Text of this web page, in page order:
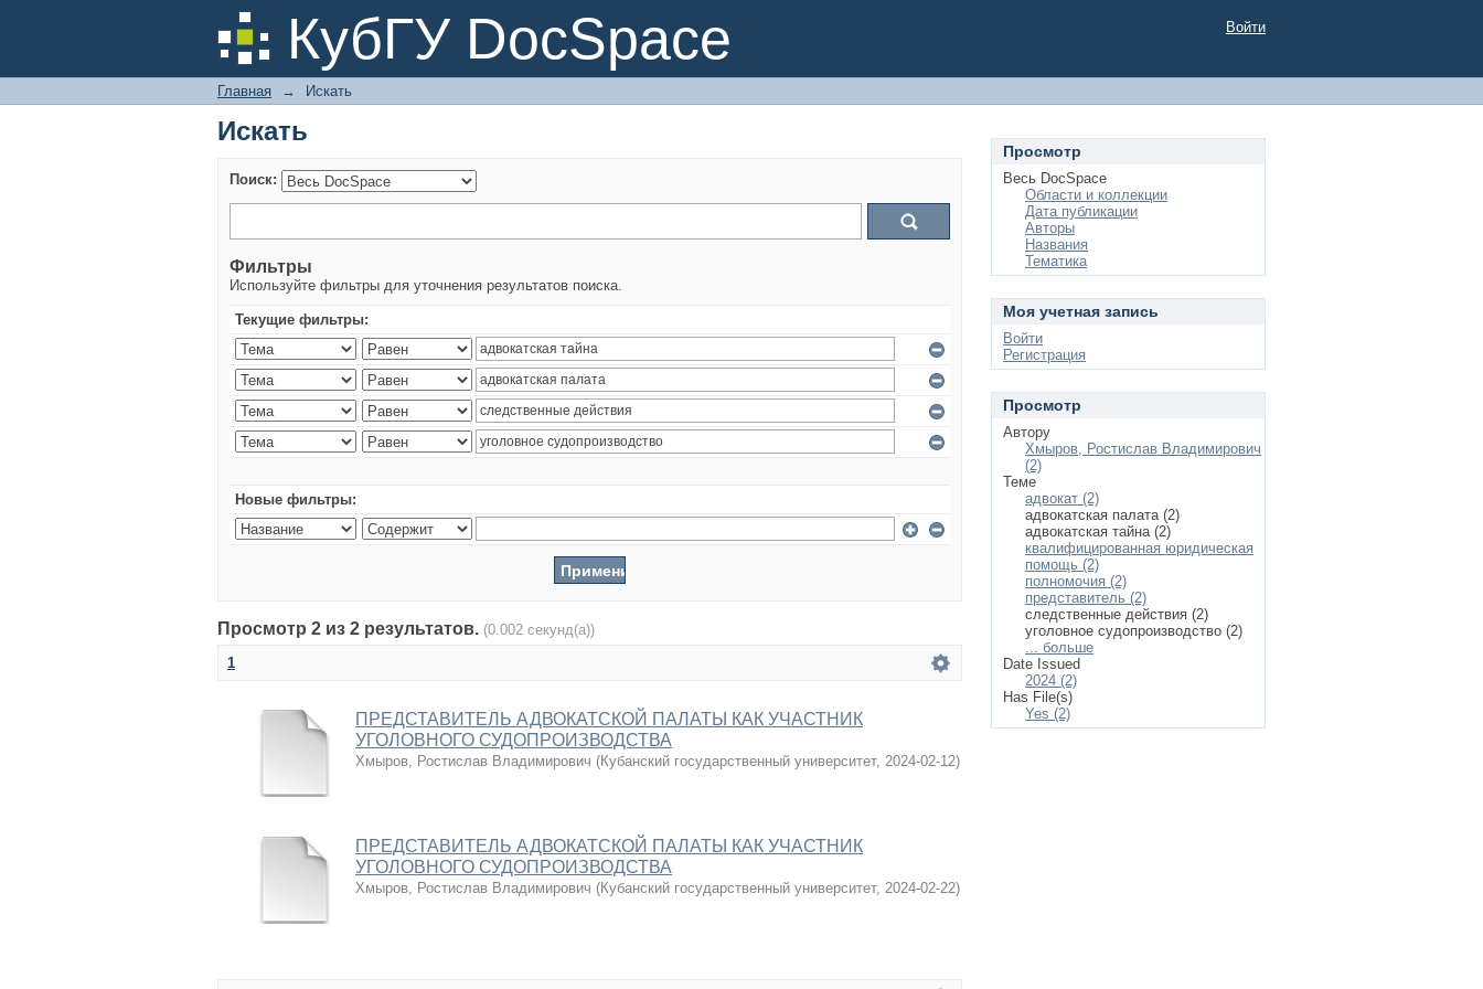
КубГУ DocSpace
Искать Войти
Главная → Искать
Искать
Поиск:
Фильтры
Используйте фильтры для уточнения результатов поиска.
Текущие фильтры:
Новые фильтры:
Просмотр 2 из 2 результатов. (0.002 секунд(а))
1
ПРЕДСТАВИТЕЛЬ АДВОКАТСКОЙ ПАЛАТЫ КАК УЧАСТНИК
УГОЛОВНОГО СУДОПРОИЗВОДСТВА
Хмыров, Ростислав Владимирович (Кубанский государственный университет, 2024-02-12)
ПРЕДСТАВИТЕЛЬ АДВОКАТСКОЙ ПАЛАТЫ КАК УЧАСТНИК
УГОЛОВНОГО СУДОПРОИЗВОДСТВА
Хмыров, Ростислав Владимирович (Кубанский государственный университет, 2024-02-22)
Просмотр
Весь DocSpace
Области и коллекции
Дата публикации
Авторы
Названия
Тематика
Моя учетная запись
Войти
Регистрация
Просмотр
Автору
Хмыров, Ростислав Владимирович
(2)
Теме
адвокат (2)
адвокатская палата (2)
адвокатская тайна (2)
квалифицированная юридическая
помощь (2)
полномочия (2)
представитель (2)
следственные действия (2)
уголовное судопроизводство (2)
... больше
Date Issued
2024 (2)
Has File(s)
Yes (2)